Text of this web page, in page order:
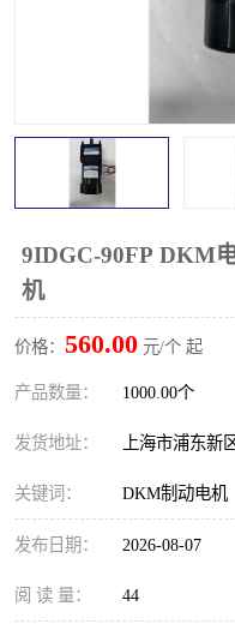
9IDGC-90FP DKM
机
价格： 560.00 元/个 起
产品数量： 1000.00个
发货地址： 上海市浦东新
关键词： DKM制动电机
发布日期： 2026-08-07
阅 读 量： 44